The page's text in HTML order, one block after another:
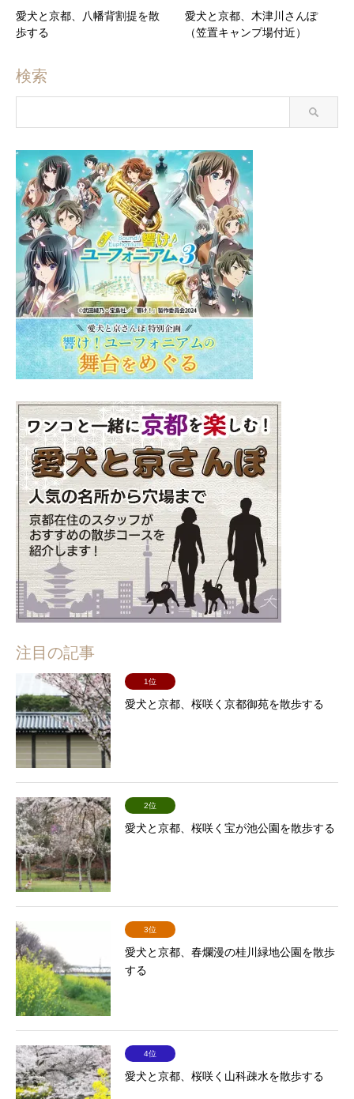
愛犬と京都、八幡背割提を散
歩する
愛犬と京都、木津川さんぽ
（笠置キャンプ場付近）
検索
注目の記事
1位
愛犬と京都、桜咲く京都御苑を散歩する
2位
愛犬と京都、桜咲く宝が池公園を散歩する
3位
愛犬と京都、春爛漫の桂川緑地公園を散歩
する
4位
愛犬と京都、桜咲く山科疎水を散歩する